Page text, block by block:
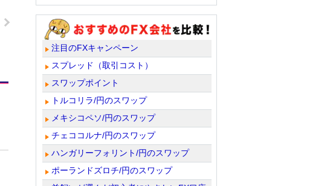
注目のFXキャンペーン
スプレッド（取引コスト）
スワップポイント
トルコリラ/円のスワップ
メキシコペソ/円のスワップ
チェココルナ/円のスワップ
ハンガリーフォリント/円のスワップ
ポーランドズロチ/円のスワップ